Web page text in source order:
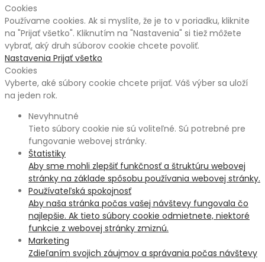
Cookies
Používame cookies. Ak si myslíte, že je to v poriadku, kliknite
na "Prijať všetko". Kliknutím na "Nastavenia" si tiež môžete
vybrať, aký druh súborov cookie chcete povoliť.
Nastavenia Prijať všetko
Cookies
Vyberte, aké súbory cookie chcete prijať. Váš výber sa uloží
na jeden rok.
Nevyhnutné
Tieto súbory cookie nie sú voliteľné. Sú potrebné pre
fungovanie webovej stránky.
Štatistiky
Aby sme mohli zlepšiť funkčnosť a štruktúru webovej
stránky na základe spôsobu používania webovej stránky.
Používateľská spokojnosť
Aby naša stránka počas vašej návštevy fungovala čo
najlepšie. Ak tieto súbory cookie odmietnete, niektoré
funkcie z webovej stránky zmiznú.
Marketing
Zdieľaním svojich záujmov a správania počas návštevy